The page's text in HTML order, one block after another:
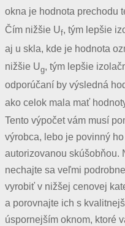
okna je hodnota prechodu
Čím nižšie Uf, tým lepšie
aj u skla, kde je hodnota
nižšie Ug, tým lepšie
odporúčaní by výsledná
ako celok mala mať
Tento výpočet vám musí
výrobca, lebo je povinný
autorizovanou skúšobňou.
nechajte sa veľmi
vyrobiť v nižšej cenovej
a porovnajte ich s
úspornejším oknom, ktoré